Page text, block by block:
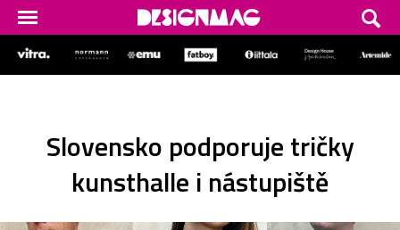
Slovensko podporuje tričky
kunsthalle i nástupiště